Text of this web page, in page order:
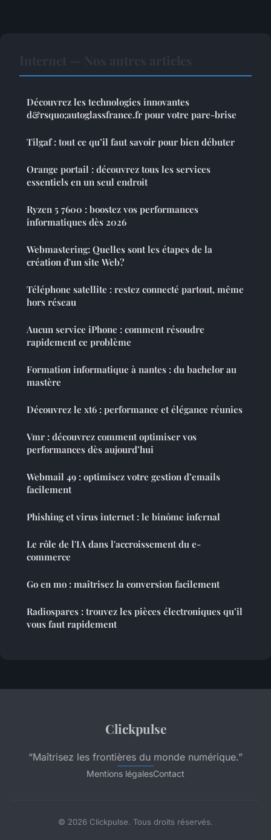
Découvrez les technologies innovantes
d&rsquo;autoglassfrance.fr pour votre pare-brise
Tilgaf : tout ce qu’il faut savoir pour bien débuter
Orange portail : découvrez tous les services
essentiels en un seul endroit
Ryzen 5 7600 : boostez vos performances
informatiques dès 2026
Webmastering: Quelles sont les étapes de la
création d'un site Web?
Téléphone satellite : restez connecté partout, même
hors réseau
Aucun service iPhone : comment résoudre
rapidement ce problème
Formation informatique à nantes : du bachelor au
mastère
Découvrez le xt6 : performance et élégance réunies
Vmr : découvrez comment optimiser vos
performances dès aujourd’hui
Webmail 49 : optimisez votre gestion d’emails
facilement
Phishing et virus internet : le binôme infernal
Le rôle de l'IA dans l'accroissement du e-
commerce
Go en mo : maîtrisez la conversion facilement
Radiospares : trouvez les pièces électroniques qu’il
vous faut rapidement
Clickpulse
“Maîtrisez les frontières du monde numérique.”
Mentions légalesContact
© 2026 Clickpulse. Tous droits réservés.